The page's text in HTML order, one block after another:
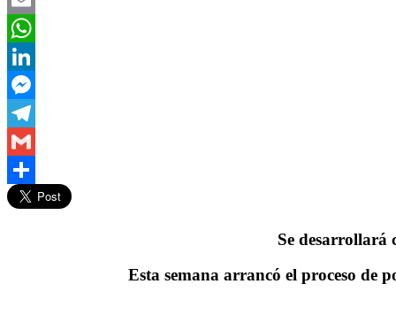
Email
WhatsApp
LinkedIn
Messenger
Telegram
Gmail
Compartir
Se desarrollará
Esta semana arrancó el proceso de